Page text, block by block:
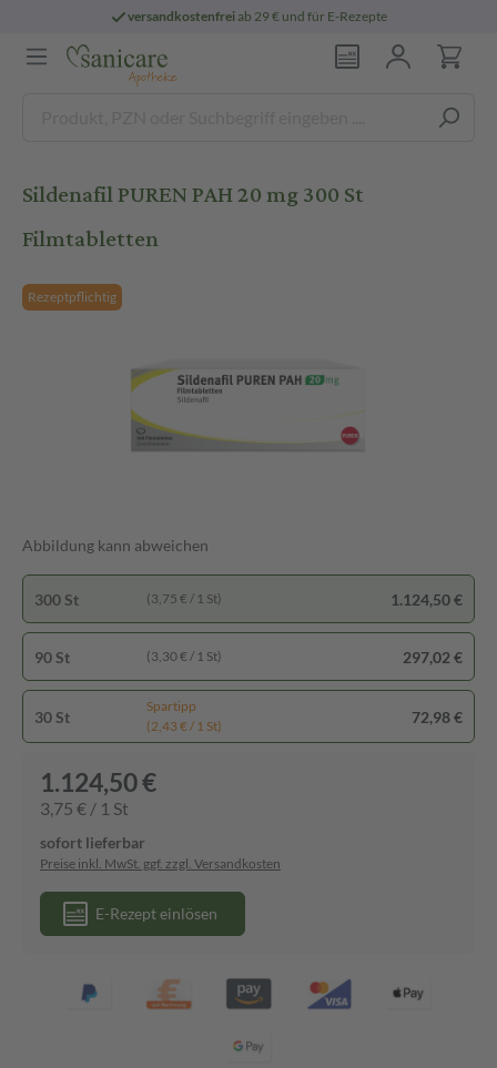
versandkostenfreiab 29 € und für E-Rezepte
Sildenafil PUREN PAH 20 mg 300 St
Filmtabletten
Rezeptpflichtig
Abbildung kann abweichen
300 St (3,75 € / 1 St) 1.124,50 €
90 St (3,30 € / 1 St) 297,02 €
30 St
Spartipp
(2,43 € / 1 St)
72,98 €
1.124,50 €
3,75 € / 1 St
sofort lieferbar
Preise inkl. MwSt. ggf. zzgl. Versandkosten
E-Rezept einlösen